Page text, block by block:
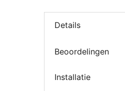
Details
Beoordelingen
Installatie